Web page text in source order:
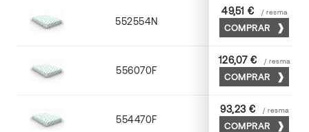
552554N 52 x 70
49,51 € / resma
COMPRAR
556070F 70 x 100
126,07 € / resma
COMPRAR
554470F 70 x 100
93,23 € / resma
COMPRAR